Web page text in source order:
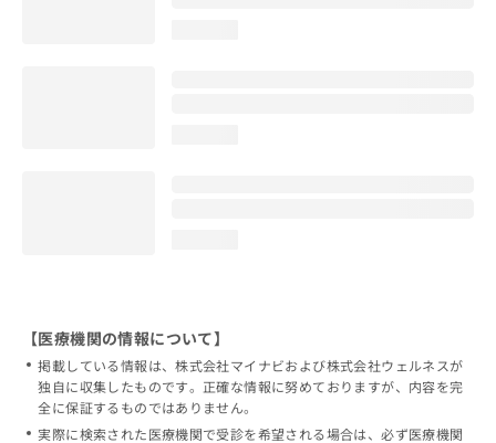
【医療機関の情報について】
掲載している情報は、株式会社マイナビおよび株式会社ウェルネスが
独自に収集したものです。正確な情報に努めておりますが、内容を完
全に保証するものではありません。
実際に検索された医療機関で受診を希望される場合は、必ず医療機関